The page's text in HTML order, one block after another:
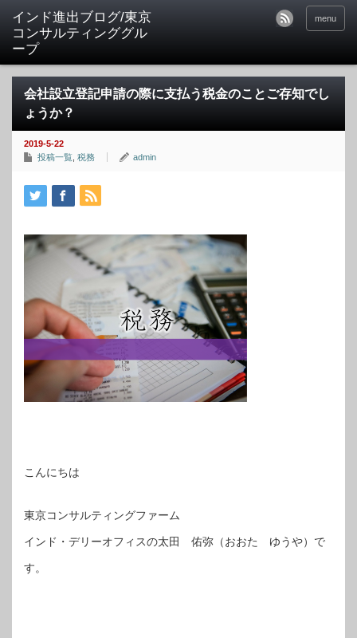
インド進出ブログ/東京
コンサルティンググル
ープ
menu
会社設立登記申請の際に支払う税金のことご存知でし
ょうか？
2019-5-22
投稿一覧 税務 admin
こんにちは
東京コンサルティングファーム
インド・デリーオフィスの太田 佑弥（おおた ゆうや）で
す。